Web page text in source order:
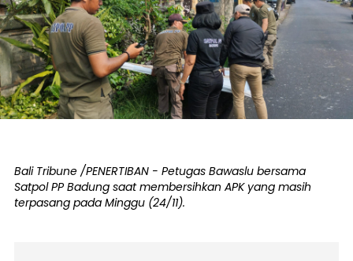
Bali Tribune /PENERTIBAN - Petugas Bawaslu bersama
Satpol PP Badung saat membersihkan APK yang masih
terpasang pada Minggu (24/11).